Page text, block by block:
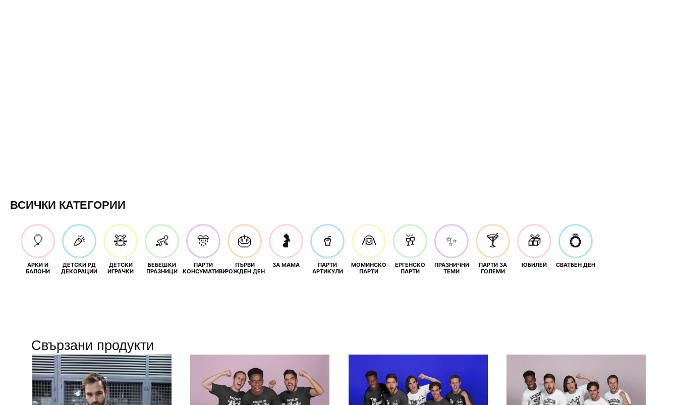
ВСИЧКИ КАТЕГОРИИ
🎈
АРКИ И
БАЛОНИ
🎉
ДЕТСКИ РД
ДЕКОРАЦИИ
🧸
ДЕТСКИ
ИГРАЧКИ
👶
БЕБЕШКИ
ПРАЗНИЦИ
🎊
ПАРТИ
КОНСУМАТИВИ
🎂
ПЪРВИ
РОЖДЕН ДЕН
🤰
ЗА МАМА
🥤
ПАРТИ
АРТИКУЛИ
👰
МОМИНСКО
ПАРТИ
🥂
ЕРГЕНСКО
ПАРТИ
✨
ПРАЗНИЧНИ
ТЕМИ
🍸
ПАРТИ ЗА
ГОЛЕМИ
🎁
ЮБИЛЕЙ
💍
СВАТБЕН ДЕН
Свързани продукти